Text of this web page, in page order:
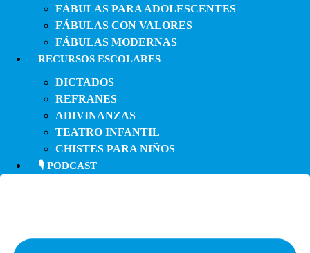
FÁBULAS PARA ADOLESCENTES
FÁBULAS CON VALORES
FÁBULAS MODERNAS
RECURSOS ESCOLARES
DICTADOS
REFRANES
ADIVINANZAS
TEATRO INFANTIL
CHISTES PARA NIÑOS
🎙️ PODCAST